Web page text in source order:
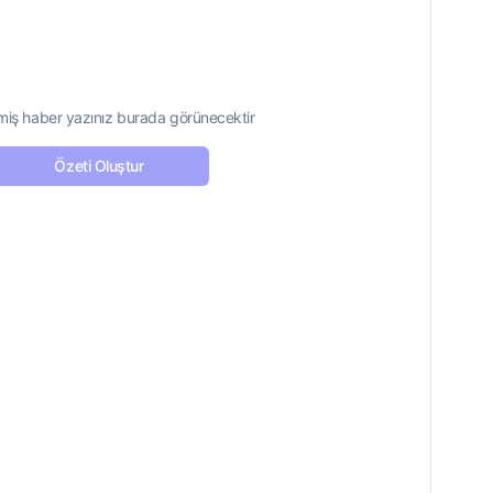
haber yazınız burada görünecektir
Özeti Oluştur